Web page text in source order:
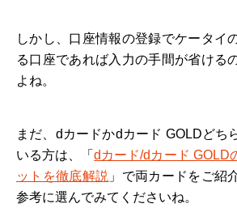
しかし、口座情報の登録でケータイ
る口座であれば入力の手間が省ける
よね。
まだ、dカードかdカード GOLDどち
いる方は、「dカード/dカード GOLD
ットを徹底解説 」で両カードをご紹
参考に選んでみてくださいね。